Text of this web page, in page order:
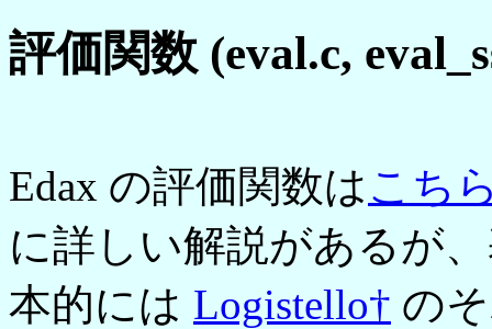
評価関数 (eval.c,
Edax の評価関数はこち
に詳しい解説があるが
本的には Logistello† の